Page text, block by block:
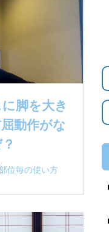
脚を大き
動作がな
位毎の使い方